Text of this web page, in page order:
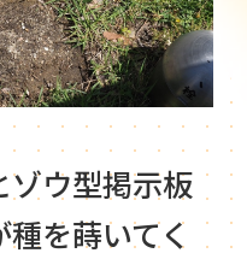
ゾウ型掲示板
を蒔いてく